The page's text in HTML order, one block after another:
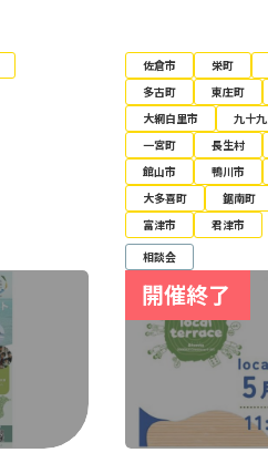
佐倉市 栄町
多古町
東庄町
大網白里市
九十
一宮町
長生村
館山市
鴨川市
大多喜町
鋸南町
富津市
君津市
相談会